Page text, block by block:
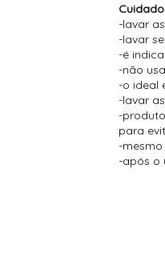
-lavar
-lavar
-é
-não
-o ideal
-lavar
-
para
-
-após o